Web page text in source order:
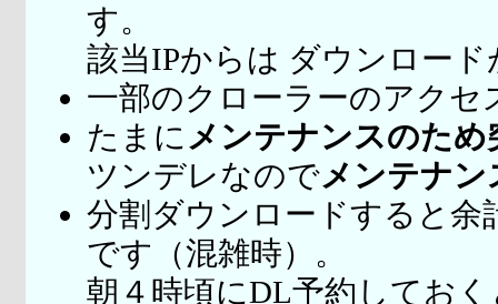
す。
該当IPからは ダウンロー
一部のクローラーのアクセ
たまに メンテナンスのため
ツンデレなのでメンテナ
分割ダウンロードすると余
です（混雑時）。
朝４時頃にDL予約してお